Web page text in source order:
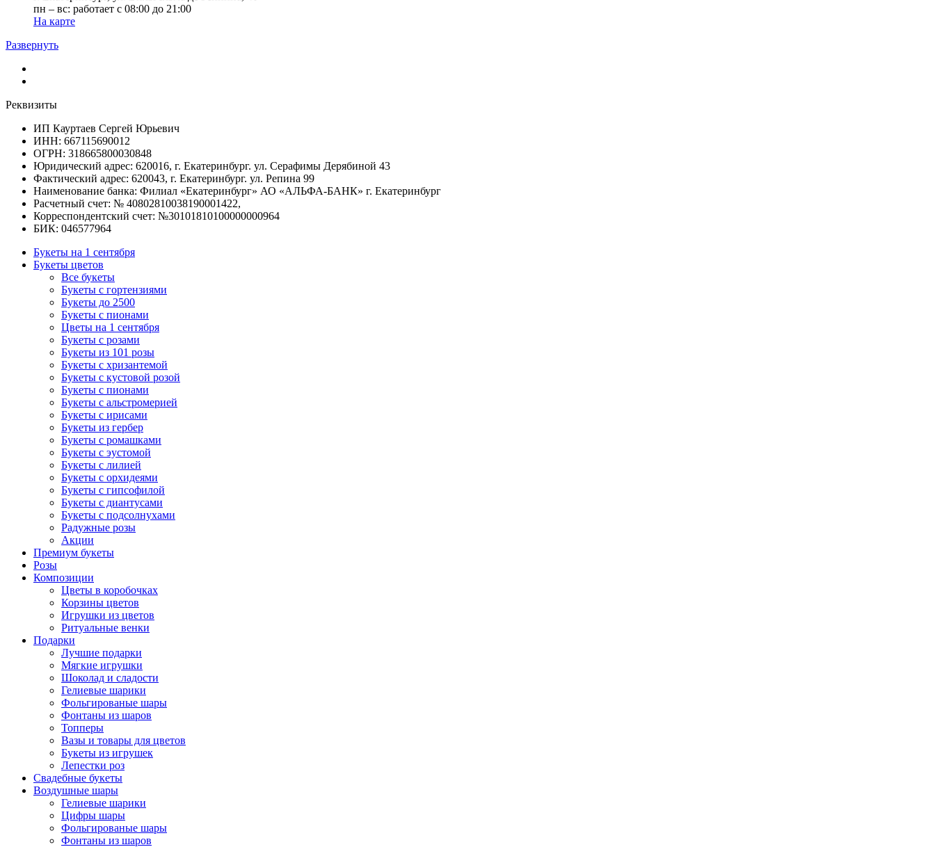
пн – вс: работает с 08:00 до 21:00
На карте
Развернуть
Реквизиты
ИП Кауртаев Сергей Юрьевич
ИНН: 667115690012
ОГРН: 318665800030848
Юридический адрес: 620016, г. Екатеринбург. ул. Серафимы Дерябиной 43
Фактический адрес: 620043, г. Екатеринбург. ул. Репина 99
Наименование банка: Филиал «Екатеринбург» АО «АЛЬФА-БАНК» г. Екатеринбург
Расчетный счет: № 40802810038190001422,
Корреспондентский счет: №30101810100000000964
БИК: 046577964
Букеты на 1 сентября
Букеты цветов
Все букеты
Букеты с гортензиями
Букеты до 2500
Букеты с пионами
Цветы на 1 сентября
Букеты с розами
Букеты из 101 розы
Букеты с хризантемой
Букеты с кустовой розой
Букеты с пионами
Букеты с альстромерией
Букеты с ирисами
Букеты из гербер
Букеты с ромашками
Букеты с эустомой
Букеты с лилией
Букеты с орхидеями
Букеты с гипсофилой
Букеты с диантусами
Букеты с подсолнухами
Радужные розы
Акции
Премиум букеты
Розы
Композиции
Цветы в коробочках
Корзины цветов
Игрушки из цветов
Ритуальные венки
Подарки
Лучшие подарки
Мягкие игрушки
Шоколад и сладости
Гелиевые шарики
Фольгированые шары
Фонтаны из шаров
Топперы
Вазы и товары для цветов
Букеты из игрушек
Лепестки роз
Свадебные букеты
Воздушные шары
Гелиевые шарики
Цифры шары
Фольгированые шары
Фонтаны из шаров